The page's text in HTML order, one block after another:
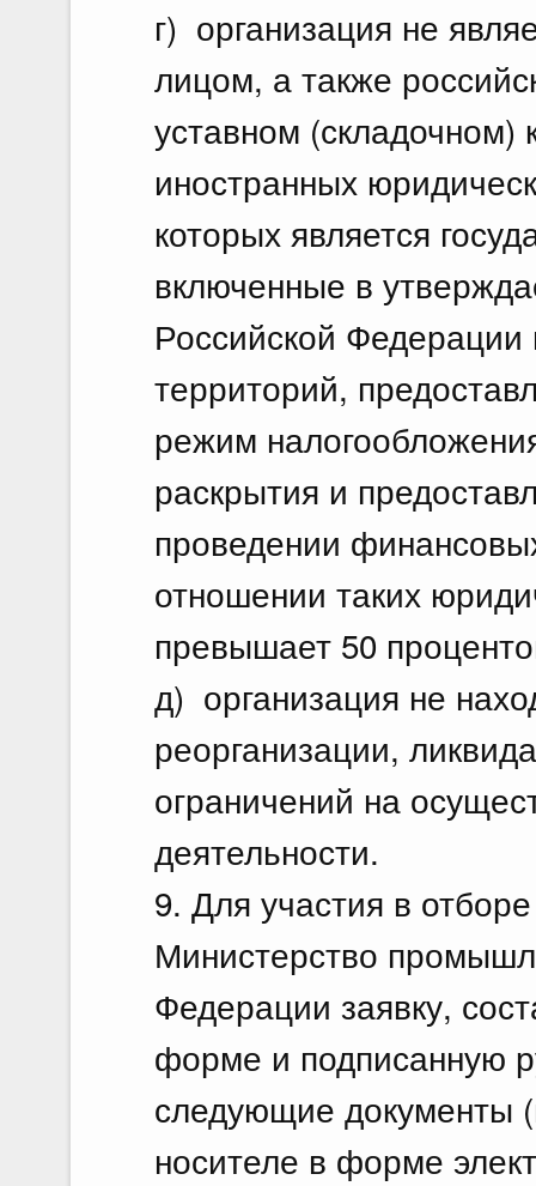
г) организация не
лицом, а также
уставном (складочном)
иностранных
которых является
включенные в
Российской Федерации
территорий,
режим
раскрытия и
проведении
отношении таких
превышает 50
д) организация не
реорганизации,
ограничений на
деятельности.
9. Для участия в
Министерство
Федерации заявку,
форме и подписанную
следующие документы
носителе в форме